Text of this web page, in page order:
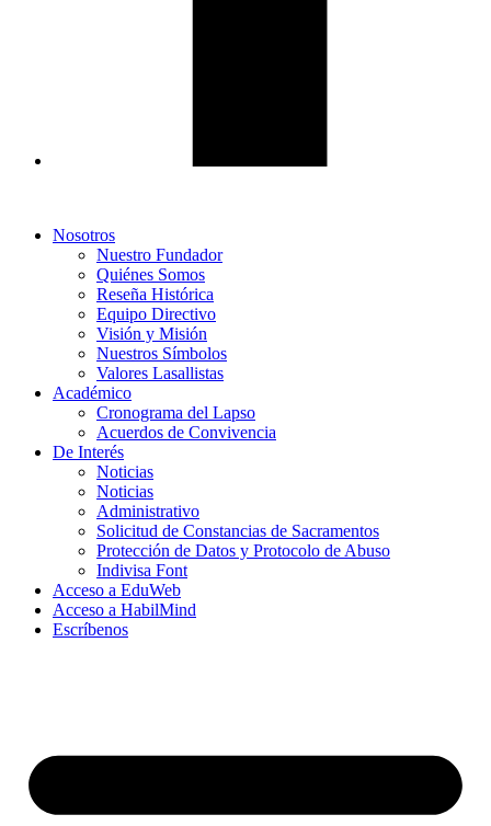
Nosotros
Nuestro Fundador
Quiénes Somos
Reseña Histórica
Equipo Directivo
Visión y Misión
Nuestros Símbolos
Valores Lasallistas
Académico
Cronograma del Lapso
Acuerdos de Convivencia
De Interés
Noticias
Noticias
Administrativo
Solicitud de Constancias de Sacramentos
Protección de Datos y Protocolo de Abuso
Indivisa Font
Acceso a EduWeb
Acceso a HabilMind
Escríbenos